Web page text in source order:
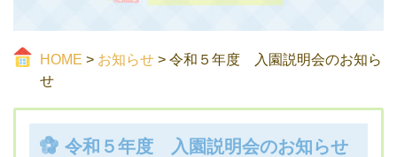
HOME > お知らせ > 令和５年度 入園説明会のお知ら
せ
令和５年度 入園説明会のお知らせ